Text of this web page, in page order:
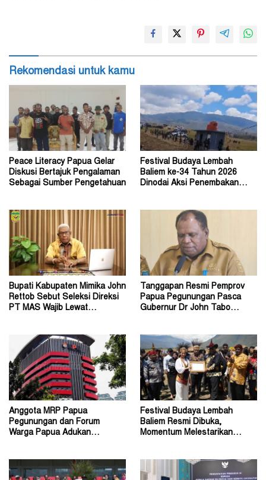
Rekomendasi untuk kamu
Peace Literacy Papua Gelar
Diskusi Bertajuk Pengalaman
Sebagai Sumber Pengetahuan
Festival Budaya Lembah
Baliem ke-34 Tahun 2026
Dinodai Aksi Penembakan
Bupati Kabupaten Mimika John
Rettob Sebut Seleksi Direksi
PT MAS Wajib Lewat
Tanggapan Resmi Pemprov
Papua Pegunungan Pasca
Gubernur Dr John Tabo
Anggota MRP Papua
Pegunungan dan Forum
Warga Papua Adukan
Festival Budaya Lembah
Baliem Resmi Dibuka,
Momentum Melestarikan